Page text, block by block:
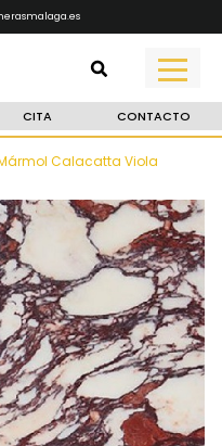
CITA CONTACTO
Calacatta Viola